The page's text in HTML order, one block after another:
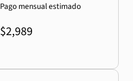
Pago mensual estimado
$2,989